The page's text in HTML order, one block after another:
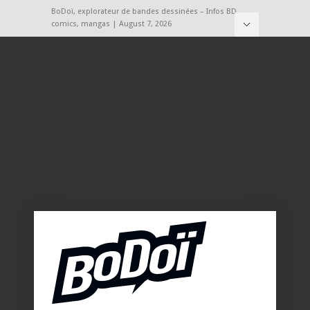
BoDoï, explorateur de bandes dessinées – Infos BD,
comics, mangas | August 7, 2026